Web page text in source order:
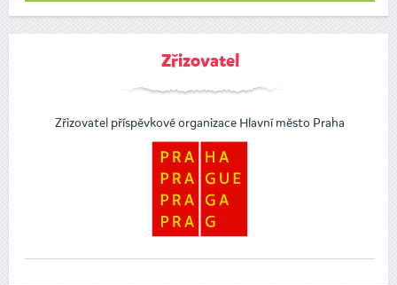
Zřizovatel
Zřizovatel příspěvkové organizace Hlavní město Praha